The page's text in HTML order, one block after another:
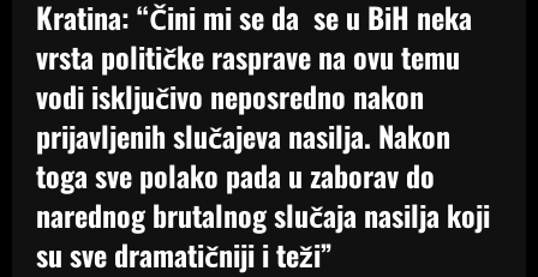
Kratina: “Čini mi se da se u BiH neka
vrsta političke rasprave na ovu temu
vodi isključivo neposredno nakon
prijavljenih slučajeva nasilja. Nakon
toga sve polako pada u zaborav do
narednog brutalnog slučaja nasilja koji
su sve dramatičniji i teži”